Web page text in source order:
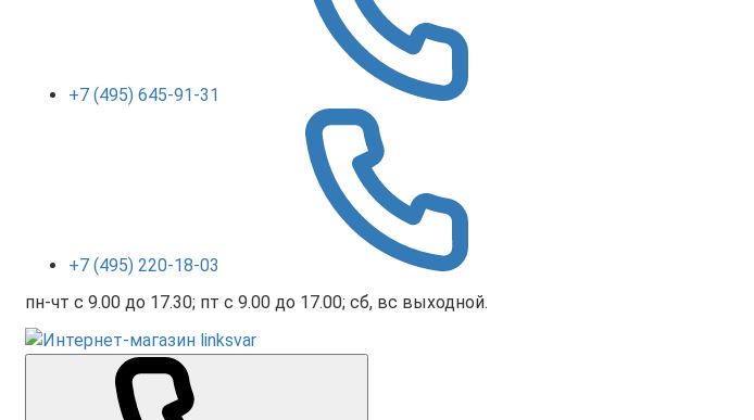
+7 (495) 645-91-31
+7 (495) 220-18-03
пн-чт с 9.00 до 17.30; пт с 9.00 до 17.00; сб, вс выходной.